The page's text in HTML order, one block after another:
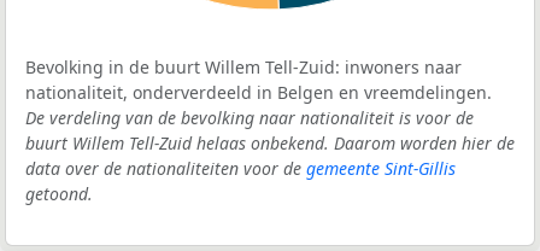
Bevolking in de buurt Willem Tell-Zuid: inwoners naar
nationaliteit, onderverdeeld in Belgen en vreemdelingen.
De verdeling van de bevolking naar nationaliteit is voor de
buurt Willem Tell-Zuid helaas onbekend. Daarom worden hier de
data over de nationaliteiten voor de gemeente Sint-Gillis
getoond.